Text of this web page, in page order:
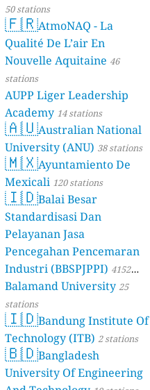
50 stations
🇫🇷AtmoNAQ - La
Qualité De L’air En
Nouvelle Aquitaine 46
stations
AUPP Liger Leadership
Academy 14 stations
🇦🇺Australian National
University (ANU) 38 stations
🇲🇽Ayuntamiento De
Mexicali 120 stations
🇮🇩Balai Besar
Standardisasi Dan
Pelayanan Jasa
Pencegahan Pencemaran
Industri (BBSPJPPI) 4152
stations
Balamand University25
stations
🇮🇩Bandung Institute Of
Technology (ITB) 2 stations
🇧🇩Bangladesh
University Of Engineering